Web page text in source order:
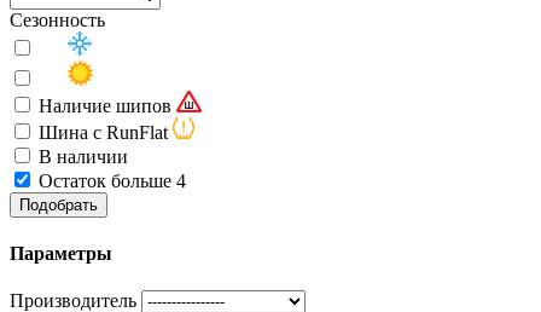
Сезонность
Наличие шипов
Шина с RunFlat
В наличии
Остаток больше 4
Подобрать
Параметры
Производитель